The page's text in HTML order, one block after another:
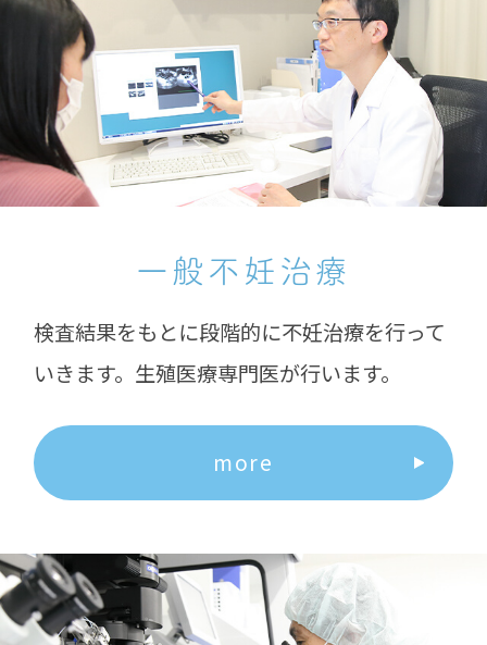
一般不妊治療
検査結果をもとに段階的に不妊治療を行って
いきます。生殖医療専門医が行います。
more